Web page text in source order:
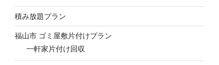
積み放題プラン
福山市 ゴミ屋敷片付けプラン
一軒家片付け回収